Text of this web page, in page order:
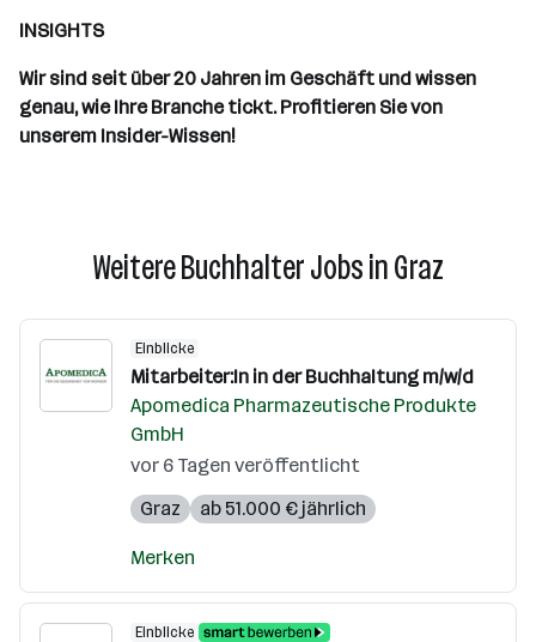
INSIGHTS
Wir sind seit über 20 Jahren im Geschäft und wissen
genau, wie Ihre Branche tickt. Profitieren Sie von
unserem Insider-Wissen!
Weitere Buchhalter Jobs in Graz
Einblicke
Mitarbeiter:In in der Buchhaltung m/w/d
Apomedica Pharmazeutische Produkte
GmbH
vor 6 Tagen veröffentlicht
Graz
ab 51.000 € jährlich
Merken
Einblicke